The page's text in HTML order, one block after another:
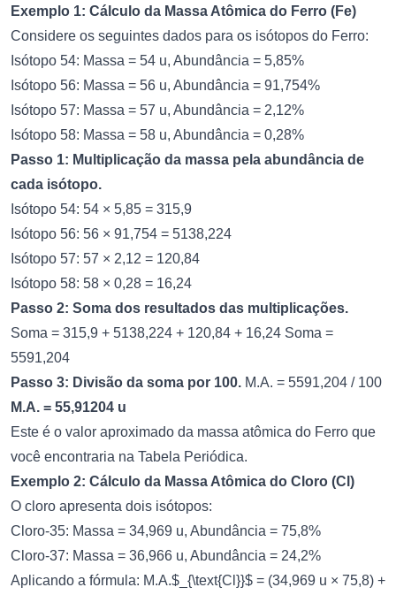
Exemplo 1: Cálculo da Massa Atômica do Ferro (Fe)
Considere os seguintes dados para os isótopos do Ferro:
Isótopo 54: Massa = 54 u, Abundância = 5,85%
Isótopo 56: Massa = 56 u, Abundância = 91,754%
Isótopo 57: Massa = 57 u, Abundância = 2,12%
Isótopo 58: Massa = 58 u, Abundância = 0,28%
Passo 1: Multiplicação da massa pela abundância de
cada isótopo.
Isótopo 54: 54 × 5,85 = 315,9
Isótopo 56: 56 × 91,754 = 5138,224
Isótopo 57: 57 × 2,12 = 120,84
Isótopo 58: 58 × 0,28 = 16,24
Passo 2: Soma dos resultados das multiplicações.
Soma = 315,9 + 5138,224 + 120,84 + 16,24 Soma =
5591,204
Passo 3: Divisão da soma por 100. M.A. = 5591,204 / 100
M.A. = 55,91204 u
Este é o valor aproximado da massa atômica do Ferro que
você encontraria na Tabela Periódica.
Exemplo 2: Cálculo da Massa Atômica do Cloro (Cl)
O cloro apresenta dois isótopos:
Cloro-35: Massa = 34,969 u, Abundância = 75,8%
Cloro-37: Massa = 36,966 u, Abundância = 24,2%
Aplicando a fórmula: M.A.$_{\text{Cl}}$ = (34,969 u × 75,8) +